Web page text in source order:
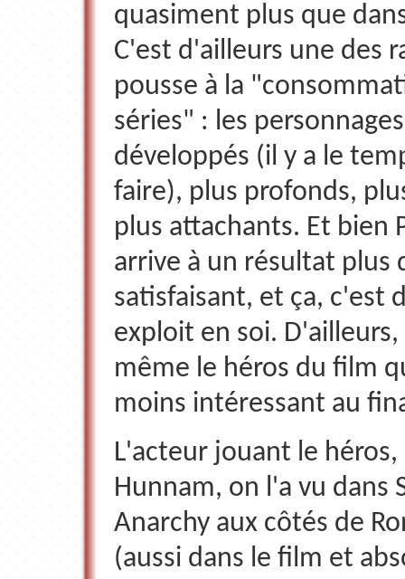
quasiment plus que
C'est d'ailleurs une des
pousse à la
séries" : les
développés (il y a le
faire), plus profonds,
plus attachants. Et bien
arrive à un résultat plus
satisfaisant, et ça, c'est
exploit en soi.
même le héros du film
moins intéressant au
L'acteur jouant le héros,
Hunnam, on l'a vu dans
Anarchy aux côtés de
(aussi dans le film et